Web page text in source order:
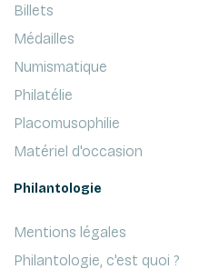
Billets
Médailles
Numismatique
Philatélie
Placomusophilie
Matériel d'occasion
Philantologie
Mentions légales
Philantologie, c'est quoi ?